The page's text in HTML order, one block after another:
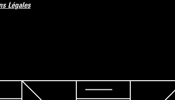
Légales